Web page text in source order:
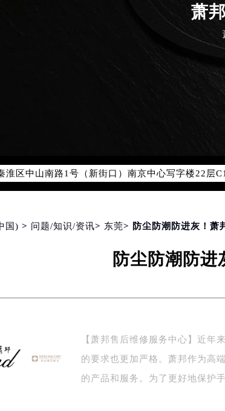
萧
月萧邦中国区售后服务网络优化升级公告
8月萧邦全国官方售后客户服务热线：400-885-0231
全国统一服务热线400-885-0231，服务覆盖中国
月萧邦售后服务中心最新网点地址：
阳区建国门外大街甲6号华熙国际中心写字楼D座
城区东长安街1号东方广场写字楼W3座6层602室（
平区赤峰道136号天津国际金融中心写字楼26层
汇区虹桥路3号港汇中心写字楼2座37层3705室（需
浦区南京东路299号宏伊国际广场写字楼8层806室
淮区中山南路1号（新街口）南京中心写字楼22层
北区龙锦路1590号现代传媒中心写字楼5号楼10层
江区国展路29号星耀天地写字楼1号楼18层1803室
陵区永定东路399号置地商务中心东塔写字楼（华
湖区广益路705号嘉兴世界贸易中心写字楼A座13
谷滩新区红谷中大道998号绿地双子塔（中央广场
下区经十路11111号华润中心写字楼（万象城）15
国) > 问题/知识/资讯> 东莞> 防尘防潮防进灰！萧
防尘防潮防
【萧邦售后维修服务中心】近年
的要求也更加严格。萧邦作为高
的产品和服务。为了更好地保护